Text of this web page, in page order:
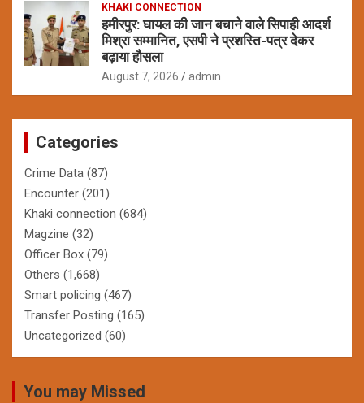
KHAKI CONNECTION
हमीरपुर: घायल की जान बचाने वाले सिपाही आदर्श
मिश्रा सम्मानित, एसपी ने प्रशस्ति-पत्र देकर
बढ़ाया हौसला
August 7, 2026 admin
Categories
Crime Data (87)
Encounter (201)
Khaki connection (684)
Magzine (32)
Officer Box (79)
Others (1,668)
Smart policing (467)
Transfer Posting (165)
Uncategorized (60)
You may Missed